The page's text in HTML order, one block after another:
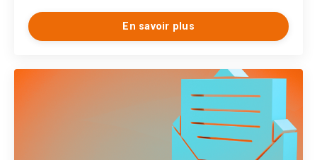
En savoir plus